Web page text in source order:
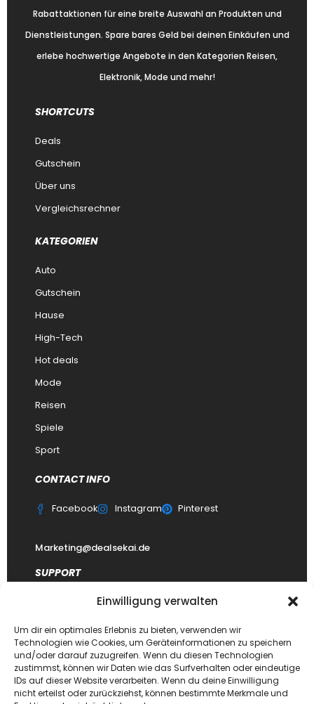
Einwilligung verwalten
Um dir ein optimales Erlebnis zu bieten, verwenden wir
Technologien wie Cookies, um Geräteinformationen zu speichern
und/oder darauf zuzugreifen. Wenn du diesen Technologien
zustimmst, können wir Daten wie das Surfverhalten oder eindeutige
IDs auf dieser Website verarbeiten. Wenn du deine Einwilligung
nicht erteilst oder zurückziehst, können bestimmte Merkmale und
Rabattaktionen für eine breite Auswahl an Produkten und
Dienstleistungen. Spare bares Geld bei deinen Einkäufen und
erlebe hochwertige Angebote in den Kategorien Reisen,
Elektronik, Mode und mehr!
SHORTCUTS
Deals
Gutschein
Über uns
Vergleichsrechner
KATEGORIEN
Auto
Gutschein
Hause
High-Tech
Hot deals
Mode
Reisen
Spiele
Sport
CONTACT INFO
Facebook Instagram Pinterest
Marketing@dealsekai.de
SUPPORT
datenschutzerklärung
Impressum
Haftungsausschluss
FAQ Dealsekai